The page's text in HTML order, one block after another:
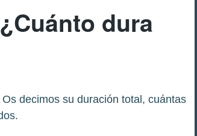
dura
decimos su duración total, cuántas